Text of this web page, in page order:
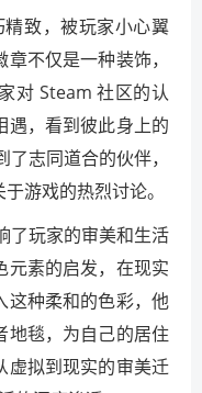
致，被玩家小心翼
不仅是一种装饰，
对 Steam 社区的认
遇，看到彼此身上的
志同道合的伙伴，
游戏的热烈讨论。
了玩家的审美和生活
元素的启发，在现实
这种柔和的色彩，他
地毯，为自己的居住
虚拟到现实的审美迁